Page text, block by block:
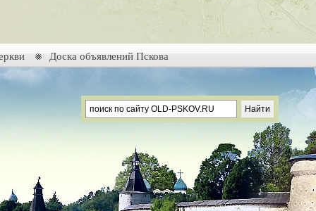
Доска объявлений Пскова